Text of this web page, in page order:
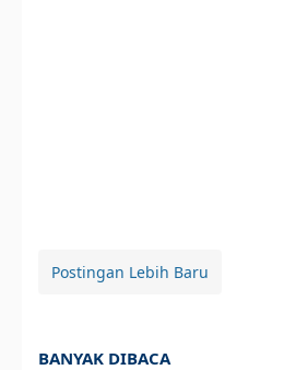
Postingan Lebih Baru
BANYAK DIBACA